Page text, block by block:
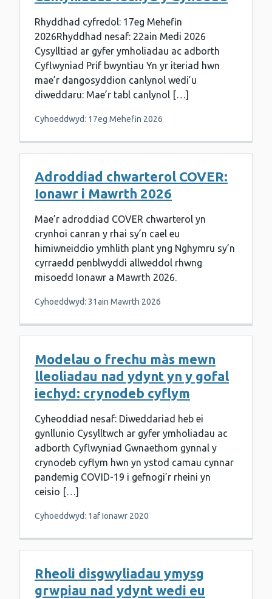
Rhyddhad cyfredol: 17eg Mehefin
2026Rhyddhad nesaf: 22ain Medi 2026
Cysylltiad ar gyfer ymholiadau ac adborth
Cyflwyniad Prif bwyntiau Yn yr iteriad hwn
mae’r dangosyddion canlynol wedi’u
diweddaru: Mae’r tabl canlynol […]
Cyhoeddwyd: 17eg Mehefin 2026
Adroddiad chwarterol COVER:
Ionawr i Mawrth 2026
Mae’r adroddiad COVER chwarterol yn
crynhoi canran y rhai sy’n cael eu
himiwneiddio ymhlith plant yng Nghymru sy’n
cyrraedd penblwyddi allweddol rhwng
misoedd Ionawr a Mawrth 2026.
Cyhoeddwyd: 31ain Mawrth 2026
Modelau o frechu màs mewn
lleoliadau nad ydynt yn y gofal
iechyd: crynodeb cyflym
Cyheoddiad nesaf: Diweddariad heb ei
gynllunio Cysylltwch ar gyfer ymholiadau ac
adborth Cyflwyniad Gwnaethom gynnal y
crynodeb cyflym hwn yn ystod camau cynnar
pandemig COVID-19 i gefnogi’r rheini yn
ceisio […]
Cyhoeddwyd: 1af Ionawr 2020
Rheoli disgwyliadau ymysg
grwpiau nad ydynt wedi eu